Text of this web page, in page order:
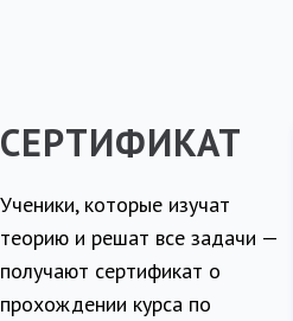
СЕРТИФИКАТ
Ученики, которые изучат
теорию и решат все задачи —
получают сертификат о
прохождении курса по